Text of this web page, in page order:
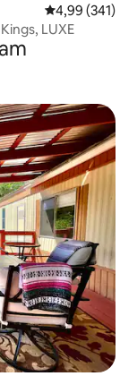
Prosječna
4,99 (341)
LUXE
gosti”